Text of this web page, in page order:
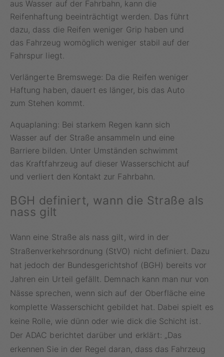
aus Wasser auf der Fahrbahn, kann die
Reifenhaftung beeinträchtigt werden. Das führt
dazu, dass die Reifen weniger Grip haben und
das Fahrzeug womöglich weniger stabil auf der
Fahrspur liegt.
Verlängerte Bremswege: Da die Reifen weniger
Haftung haben, dauert es länger, bis das Auto
zum Stehen kommt.
Aquaplaning: Bei starkem Regen kann sich
Wasser auf der Straße ansammeln und eine
Barriere bilden. Unter Umständen schwimmt
das Kraftfahrzeug auf dieser Wasserschicht auf
und verliert den Kontakt zur Fahrbahn.
BGH definiert, wann die Straße als
nass gilt
Wann eine Straße als nass gilt, wird in der
Straßenverkehrsordnung (StVO) nicht definiert. Dazu
hat jedoch der Bundesgerichtshof (BGH) bereits vor
Jahren ein Urteil gefällt. Demnach kann man nur von
Nässe sprechen, wenn sich auf der Oberfläche eine
komplette Wasserschicht gebildet hat. Dabei spielt es
keine Rolle, wie dünn oder wie dick die Schicht ist.
Der ADAC berichtet darüber und erklärt: „Das
erkennen Sie in der Regel daran, dass das Fahrzeug